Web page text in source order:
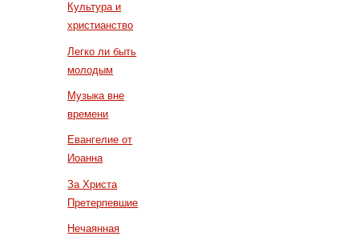
Культура и
христианство
Легко ли быть
молодым
Музыка вне
времени
Евангелие от
Иоанна
За Христа
Претерпевшие
Нечаянная